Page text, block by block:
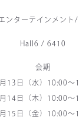
ンターテインメント/
Hall6 / 6410
会期
13日（水）10:00～
14日（木）10:00～
15日（金）10:00～